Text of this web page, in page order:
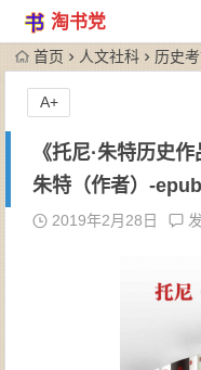
淘书党
首页 人文社科 历史
《托尼·朱特历史
朱特（作者）-
2019年2月28日
A+